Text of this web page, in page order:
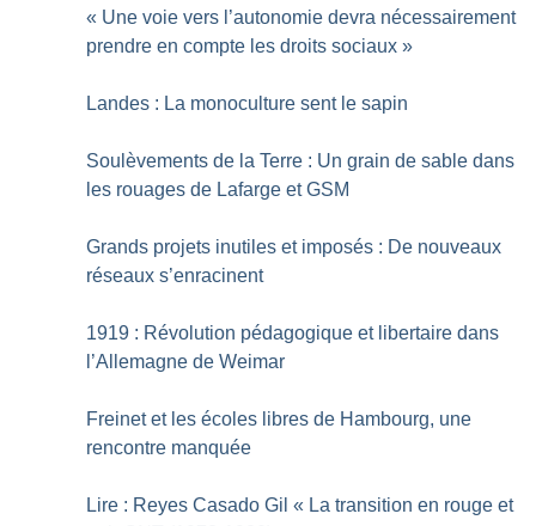
« Une voie vers l’autonomie devra nécessairement
prendre en compte les droits sociaux »
Landes : La monoculture sent le sapin
Soulèvements de la Terre : Un grain de sable dans
les rouages de Lafarge et GSM
Grands projets inutiles et imposés : De nouveaux
réseaux s’enracinent
1919 : Révolution pédagogique et libertaire dans
l’Allemagne de Weimar
Freinet et les écoles libres de Hambourg, une
rencontre manquée
Lire : Reyes Casado Gil « La transition en rouge et